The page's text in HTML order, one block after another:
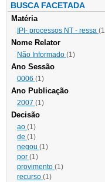
BUSCA FACETADA
Matéria
IPI- processos NT - ressa
Nome Relator
Não Informado (1)
Ano Sessão
0006 (1)
Ano Publicação
2007 (1)
Decisão
ao (1)
de (1)
negou (1)
por (1)
provimento (1)
recurso (1)